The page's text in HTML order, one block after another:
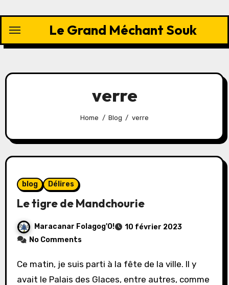
content
Le Grand Méchant Souk
verre
Home Blog verre
blog Délires
Le tigre de Mandchourie
Maracanar Folagog'O!
10 février 2023
No Comments
Ce matin, je suis parti à la fête de la ville. Il y
avait le Palais des Glaces, entre autres, comme